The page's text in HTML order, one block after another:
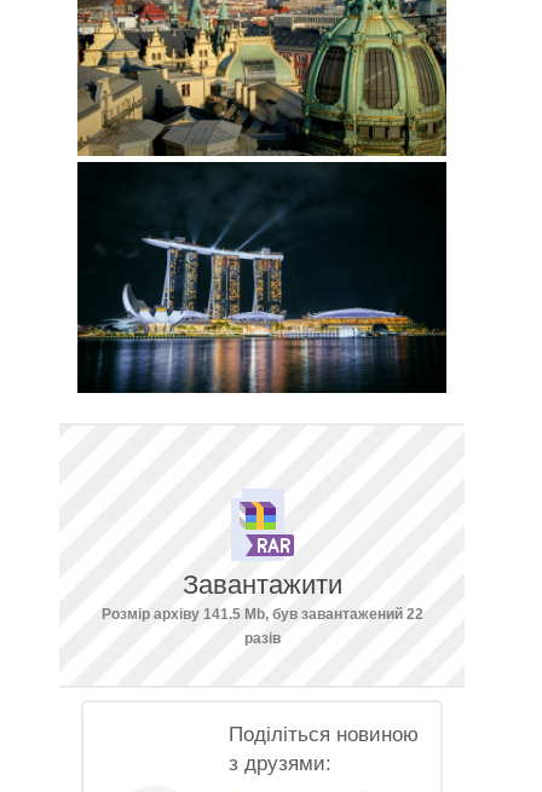
Завантажити
Розмір архіву 141.5 Mb, був завантажений 22
разів
Поділіться новиною
з друзями: